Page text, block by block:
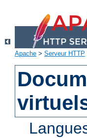
Apache > Serveur HTTP